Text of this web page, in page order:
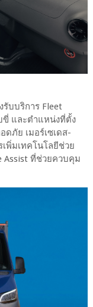
รับบริการ Fleet
และตำแหน่งที่ตั้ง
ภัย เมอร์เซเดส-
พิ่มเทคโนโลยีช่วย
Assist ที่ช่วยควบคุม